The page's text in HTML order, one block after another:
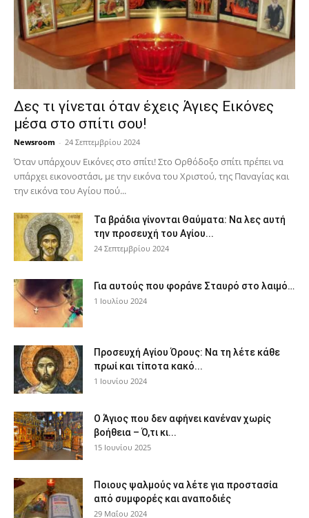
Δες τι γίνεται όταν έχεις Άγιες Εικόνες
μέσα στο σπίτι σου!
Newsroom - 24 Σεπτεμβρίου 2024
Όταν υπάρχουν Εικόνες στο σπίτι! Στο Ορθόδοξο σπίτι πρέπει να
υπάρχει εικονοστάσι, με την εικόνα του Χριστού, της Παν­αγίας και
την εικόνα του Αγίου πού...
Τα βράδια γίνονται Θαύματα: Να λες αυτή
την προσευχή του Αγίου...
24 Σεπτεμβρίου 2024
Για αυτούς που φοράνε Σταυρό στο λαιμό…
1 Ιουλίου 2024
Προσευχή Αγίου Όρους: Να τη λέτε κάθε
πρωί και τίποτα κακό...
1 Ιουνίου 2024
Ο Άγιος που δεν αφήνει κανέναν χωρίς
βοήθεια – Ό,τι κι...
15 Ιουνίου 2025
Ποιους ψαλμούς να λέτε για προστασία
από συμφορές και αναποδιές
29 Μαΐου 2024